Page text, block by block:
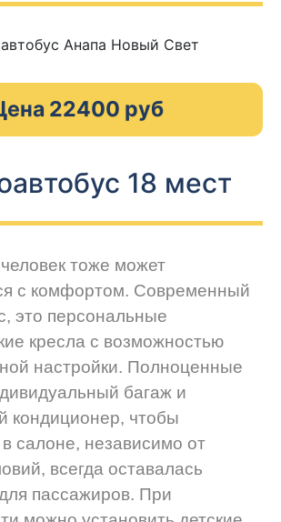
22400 руб
18 мест
тоже может
с комфортом. Современный
это персональные
кресла с возможностью
настройки. Полноценные
багаж и
кондиционер, чтобы
салоне, независимо от
всегда оставалась
пассажиров. При